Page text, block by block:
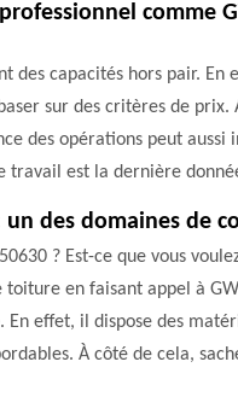
comme
des capacités hors pair.
sur des critères de
des opérations peut aussi
travail est la dernière
des domaines de
? Est-ce que vous
en faisant appel à
En effet, il dispose des
À côté de cela,